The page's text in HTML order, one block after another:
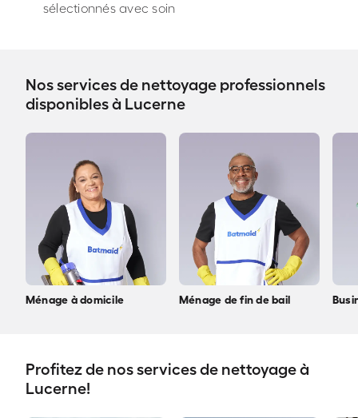
sélectionnés avec soin
Nos services de nettoyage professionnels
disponibles à Lucerne
Ménage à domicile Ménage de fin de bail
Profitez de nos services de nettoyage à
Lucerne!